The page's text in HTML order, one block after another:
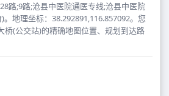
路;9路;沧县中医院通医专线;沧县中医院
地理坐标：38.292891,116.857092。您
桥(公交站)的精确地图位置、规划到达路